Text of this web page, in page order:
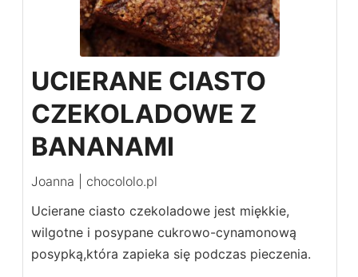
UCIERANE CIASTO
CZEKOLADOWE Z
BANANAMI
Joanna | chocololo.pl
Ucierane ciasto czekoladowe jest miękkie,
wilgotne i posypane cukrowo-cynamonową
posypką,która zapieka się podczas pieczenia.